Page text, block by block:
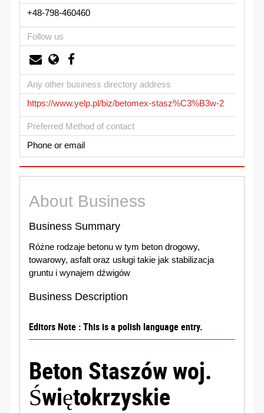
+48-798-460460
Follow us
Any other business directory address
https://www.yelp.pl/biz/betomex-stasz%C3%B3w-2
Preferred Method of contact
Phone or email
About Business
Business Summary
Różne rodzaje betonu w tym beton drogowy,
towarowy, asfalt oraz usługi takie jak stabilizacja
gruntu i wynajem dźwigów
Business Description
Editors Note : This is a polish language entry.
Beton Staszów woj.
Świętokrzyskie